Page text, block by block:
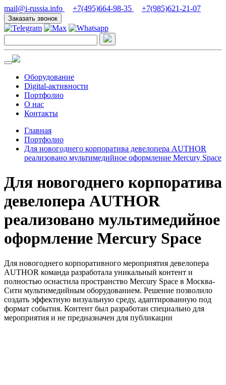
mail@i-russia.info +7(495)664-98-35 +7(985)621-21-07
Заказать звонок
Оборудование
Digital-активности
Портфолио
О нас
Контакты
Главная
Портфолио
Для новогоднего корпоратива девелопера AUTHOR
реализовано мультимедийное оформление Mercury Space
Для новогоднего корпоратива
девелопера AUTHOR
реализовано мультимедийное
оформление Mercury Space
Для новогоднего корпоративного мероприятия девелопера
AUTHOR команда разработала уникальный контент и
полностью оснастила пространство Mercury Space в Москва-
Сити мультимедийным оборудованием. Решение позволило
создать эффектную визуальную среду, адаптированную под
формат события. Контент был разработан специально для
мероприятия и не предназначен для публикации